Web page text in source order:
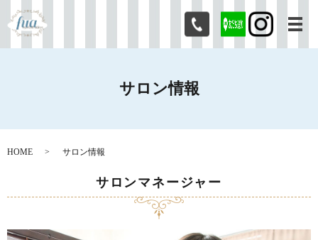
メ
サロン情報
HOME サロン情報
サロンマネージャー